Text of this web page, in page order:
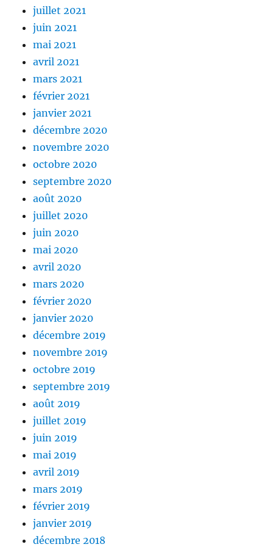
juillet 2021
juin 2021
mai 2021
avril 2021
mars 2021
février 2021
janvier 2021
décembre 2020
novembre 2020
octobre 2020
septembre 2020
août 2020
juillet 2020
juin 2020
mai 2020
avril 2020
mars 2020
février 2020
janvier 2020
décembre 2019
novembre 2019
octobre 2019
septembre 2019
août 2019
juillet 2019
juin 2019
mai 2019
avril 2019
mars 2019
février 2019
janvier 2019
décembre 2018